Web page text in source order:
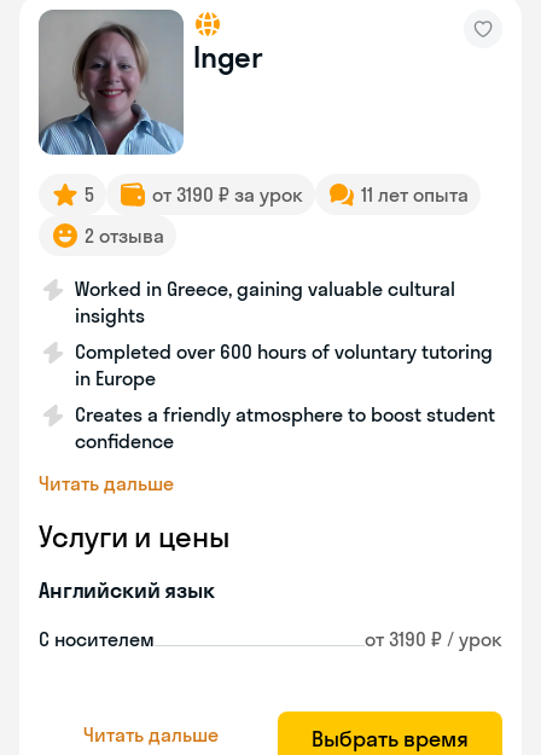
Inger
5 от 3190 ₽ за урок
11 лет опыта
2 отзыва
Worked in Greece, gaining valuable cultural
insights
Completed over 600 hours of voluntary tutoring
in Europe
Creates a friendly atmosphere to boost student
confidence
Читать дальше
Услуги и цены
Английский язык
С носителем от 3190 ₽ / урок
Читать дальше Выбрать время